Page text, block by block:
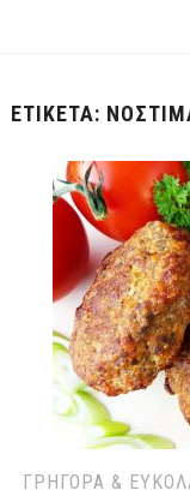
ΕΤΙΚΈΤΑ:
ΓΡΉΓΟΡΑ &